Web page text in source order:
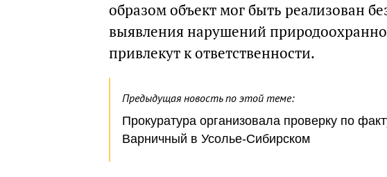
образом объект мог быть реализован
выявления нарушений
привлекут к ответственности.
Предыдущая новость по этой теме:
Прокуратура организовала проверку по
Варничный в Усолье-Сибирском